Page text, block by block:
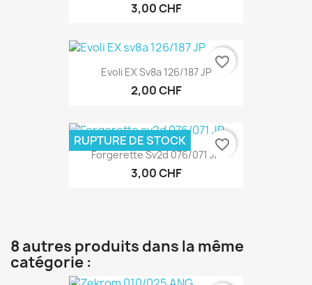
3,00 CHF
Evoli EX Sv8a 126/187 JP
2,00 CHF
favorite_border
Forgerette Sv2d 076/071 JP
3,00 CHF
RUPTURE DE STOCK favorite_border
8 autres produits dans la même
catégorie :